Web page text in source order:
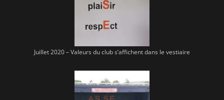
Juillet 2020 – Valeurs du club s’affichent dans le vestiaire